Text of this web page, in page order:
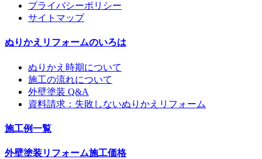
プライバシーポリシー
サイトマップ
ぬりかえリフォームのいろは
ぬりかえ時期について
施工の流れについて
外壁塗装 Q&A
資料請求：失敗しないぬりかえリフォーム
施工例一覧
外壁塗装リフォーム施工価格